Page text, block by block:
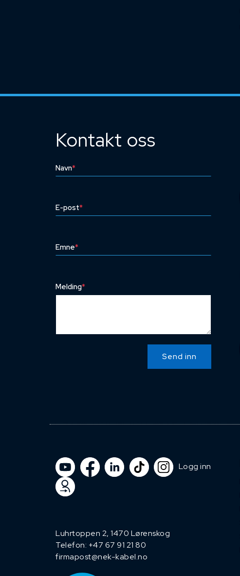
Kontakt oss
Navn*
E-post*
Emne*
Melding*
Send inn
Logg inn
Luhrtoppen 2, 1470 Lørenskog
Telefon: +47 67 91 21 80
firmapost@nek-kabel.no